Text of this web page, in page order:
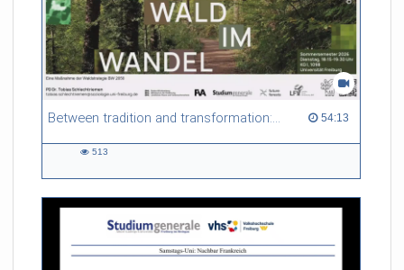
Between tradition and transformation: how owners, advisers and institutions co-create knowledge for resilient forests in Europe 54:13
54:13 duration
513